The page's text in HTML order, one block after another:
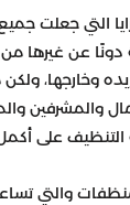
التي جعلت
دونًا عن غيرها
وخارجها،
والمشرفين
التنظيف على
والتي